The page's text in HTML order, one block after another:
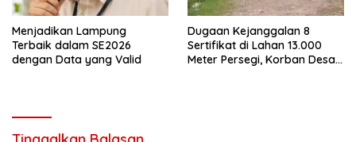
Menjadikan Lampung
Terbaik dalam SE2026
dengan Data yang Valid
Dugaan Kejanggalan 8
Sertifikat di Lahan 13.000
Meter Persegi, Korban Desak